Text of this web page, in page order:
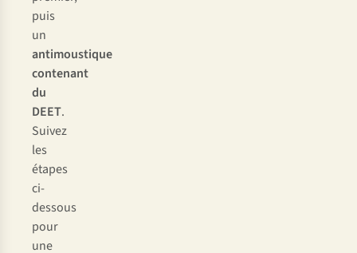
puis
un
antimoustique
contenant
du
DEET.
Suivez
les
étapes
ci-
dessous
pour
une